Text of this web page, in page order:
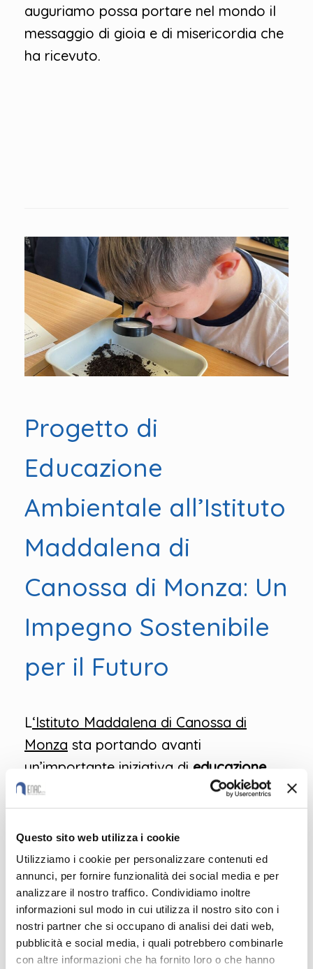
Questo sito web utilizza i cookie
Utilizziamo i cookie per personalizzare contenuti ed
annunci, per fornire funzionalità dei social media e per
analizzare il nostro traffico. Condividiamo inoltre
informazioni sul modo in cui utilizza il nostro sito con i
nostri partner che si occupano di analisi dei dati web,
pubblicità e social media, i quali potrebbero combinarle
con altre informazioni che ha fornito loro o che hanno
auguriamo possa portare nel mondo il
messaggio di gioia e di misericordia che
ha ricevuto.
Progetto di
Educazione
Ambientale all’Istituto
Maddalena di
Canossa di Monza: Un
Impegno Sostenibile
per il Futuro
L‘Istituto Maddalena di Canossa di
Monza sta portando avanti
un’importante iniziativa di educazione
ambientale
tutte e tre le
classi della secondaria di primo grado. Il
progetto, che rientra nel programma di
sensibilizzazione e educazione alla
sostenibilità, è stato realizzato in
collaborazione con **CREDA Onlus
associazione che dal 1987 opera nel
campo della tutela dell’ambiente,